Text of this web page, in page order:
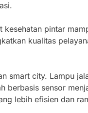
pintar
kualitas
smart city. Lampu
berbasis sensor
lebih efisien dan